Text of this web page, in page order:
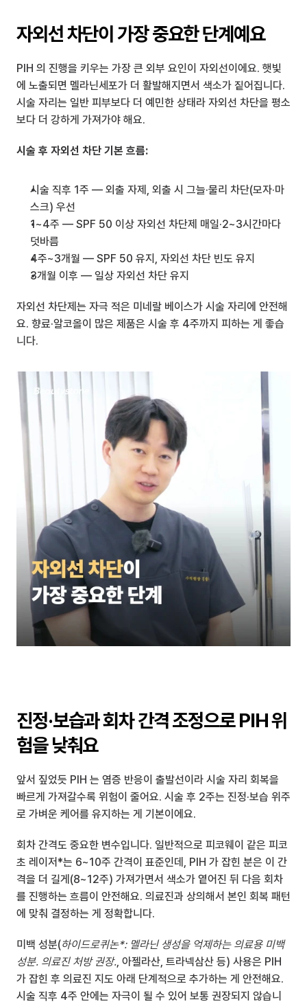
자외선 차단이 가장 중요한 단계예요
PIH 의 진행을 키우는 가장 큰 외부 요인이 자외선이에요. 햇빛
에 노출되면 멜라닌세포가 더 활발해지면서 색소가 짙어집니다.
시술 자리는 일반 피부보다 더 예민한 상태라 자외선 차단을 평소
보다 더 강하게 가져가야 해요.
시술 후 자외선 차단 기본 흐름:
시술 직후 1주 — 외출 자제, 외출 시 그늘·물리 차단(모자·마
스크) 우선
1~4주 — SPF 50 이상 자외선 차단제 매일·2~3시간마다
덧바름
4주~3개월 — SPF 50 유지, 자외선 차단 빈도 유지
3개월 이후 — 일상 자외선 차단 유지
자외선 차단제는 자극 적은 미네랄 베이스가 시술 자리에 안전해
요. 향료·알코올이 많은 제품은 시술 후 4주까지 피하는 게 좋습
니다.
진정·보습과 회차 간격 조정으로 PIH 위
험을 낮춰요
앞서 짚었듯 PIH 는 염증 반응이 출발선이라 시술 자리 회복을
빠르게 가져갈수록 위험이 줄어요. 시술 후 2주는 진정·보습 위주
로 가벼운 케어를 유지하는 게 기본이에요.
회차 간격도 중요한 변수입니다. 일반적으로 피코웨이 같은 피코
초 레이저*는 6~10주 간격이 표준인데, PIH 가 잡힌 분은 이 간
격을 더 길게(8~12주) 가져가면서 색소가 옅어진 뒤 다음 회차
를 진행하는 흐름이 안전해요. 의료진과 상의해서 본인 회복 패턴
에 맞춰 결정하는 게 정확합니다.
미백 성분(하이드로퀴논*: 멜라닌 생성을 억제하는 의료용 미백
성분. 의료진 처방 권장., 아젤라산, 트라넥삼산 등) 사용은 PIH
가 잡힌 후 의료진 지도 아래 단계적으로 추가하는 게 안전해요.
시술 직후 4주 안에는 자극이 될 수 있어 보통 권장되지 않습니